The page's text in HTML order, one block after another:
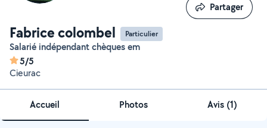
Fabrice colombel Particulier
Salarié indépendant chèques em
5/5
Cieurac
Partager
Partager
Accueil Photos Avis (1)